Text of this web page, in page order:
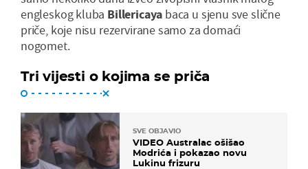
engleskog kluba Billericaya baca u sjenu sve slične
priče, koje nisu rezervirane samo za domaći
nogomet.
Tri vijesti o kojima se priča
SVE OBJAVIO
VIDEO Australac ošišao
Modrića i pokazao novu
Lukinu frizuru